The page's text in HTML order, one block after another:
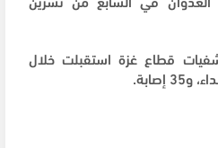
قطاع غزة استقبلت خلال